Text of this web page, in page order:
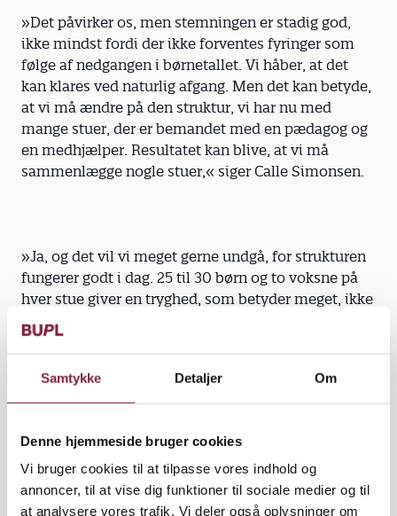
Samtykke Detaljer Om
Denne hjemmeside bruger cookies
Vi bruger cookies til at tilpasse vores indhold og
annoncer, til at vise dig funktioner til sociale medier og til
at analysere vores trafik. Vi deler også oplysninger om
»Det påvirker os, men stemningen er stadig god,
ikke mindst fordi der ikke forventes fyringer som
følge af nedgangen i børnetallet. Vi håber, at det
kan klares ved naturlig afgang. Men det kan betyde,
at vi må ændre på den struktur, vi har nu med
mange stuer, der er bemandet med en pædagog og
en medhjælper. Resultatet kan blive, at vi må
sammenlægge nogle stuer,« siger Calle Simonsen.
»Ja, og det vil vi meget gerne undgå, for strukturen
fungerer godt i dag. 25 til 30 børn og to voksne på
hver stue giver en tryghed, som betyder meget, ikke
mindst for børnehaveklassebørnene. Vi er bange
for, at det nære forhold forsvinder, hvis vi skal
Bettina Kleemeyer Jensen.
Louise M. Friis bekymrer sig om de børn, der ikke
længere har deres daglige gang i SFO’en.